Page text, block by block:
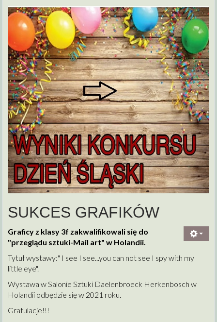
SUKCES GRAFIKÓW
Graficy z klasy 3f zakwalifikowali się do
"przeglądu sztuki-Mail art" w Holandii.
Tytuł wystawy:" I see I see...you can not see I spy with my
little eye".
Wystawa w Salonie Sztuki Daelenbroeck Herkenbosch w
Holandii odbędzie się w 2021 roku.
Gratulacje!!!